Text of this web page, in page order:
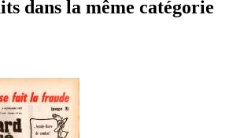
dans la même catégorie